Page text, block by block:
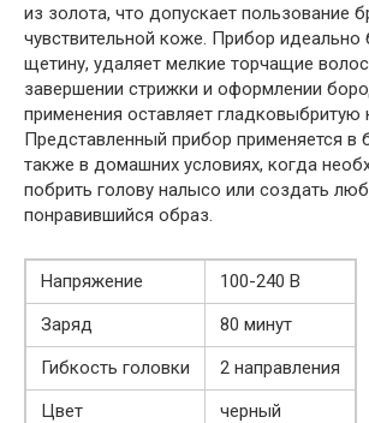
из золота, что допускает пользование
чувствительной коже. Прибор идеально
щетину, удаляет мелкие торчащие
завершении стрижки и оформлении
применения оставляет гладковыбритую
Представленный прибор применяется в
также в домашних условиях, когда
побрить голову налысо или создать
понравившийся образ.
Напряжение
100-240 В
Заряд
80 минут
Гибкость головки
2 направления
Цвет
черный